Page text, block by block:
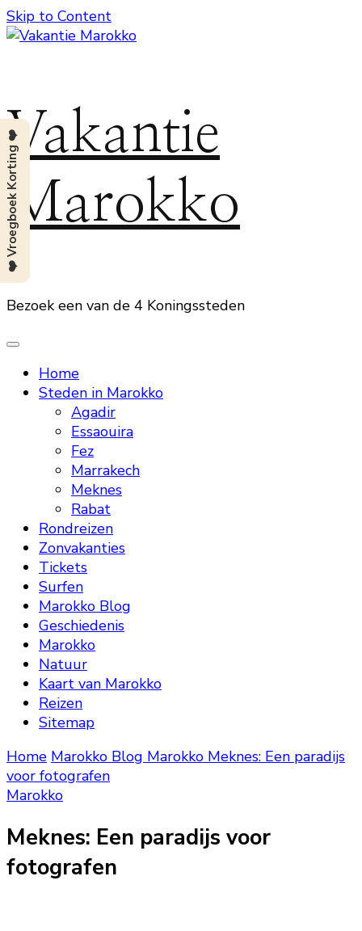
Skip to Content
Vakantie
Marokko
Bezoek een van de 4 Koningssteden
Home
Steden in Marokko
Agadir
Essaouira
Fez
Marrakech
Meknes
Rabat
Rondreizen
Zonvakanties
Tickets
Surfen
Marokko Blog
Geschiedenis
Marokko
Natuur
Kaart van Marokko
Reizen
Sitemap
Home Marokko Blog Marokko Meknes: Een paradijs
voor fotografen
Marokko
Meknes: Een paradijs voor
fotografen
❤️ Vroegboek Korting ❤️